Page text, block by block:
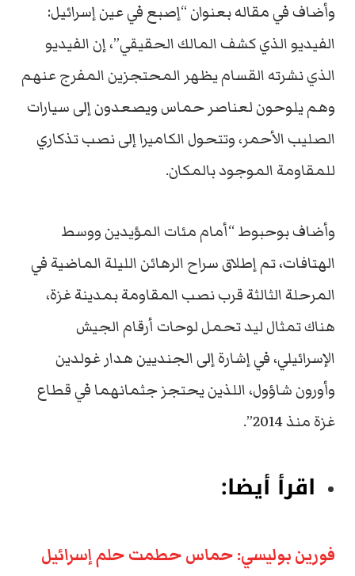
وأضاف في مقاله بعنوان “إصبع في عين إسرائيل:
الفيديو الذي كشف المالك الحقيقي”، إن الفيديو
الذي نشرته القسام يظهر المحتجزين المفرج عنهم
وهم يلوحون لعناصر حماس ويصعدون إلى سيارات
الصليب الأحمر، وتتحول الكاميرا إلى نصب تذكاري
للمقاومة الموجود بالمكان.
وأضاف بوحبوط “أمام مئات المؤيدين ووسط
الهتافات، تم إطلاق سراح الرهائن الليلة الماضية في
المرحلة الثالثة قرب نصب المقاومة بمدينة غزة،
هناك تمثال ليد تحمل لوحات أرقام الجيش
الإسرائيلي، في إشارة إلى الجنديين هدار غولدين
وأورون شاؤول، اللذين يحتجز جثمانهما في قطاع
غزة منذ 2014”.
اقرأ أيضا:
فورين بوليسي: حماس حطمت حلم إسرائيل